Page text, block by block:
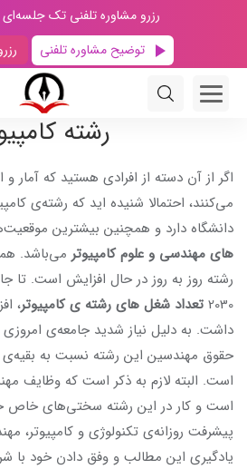
رزرو مشاوره تلفنی تک جلسه‌ای
توضیح مشاوره تلفنی
رشته
اگر از آن دسته از افرادی هستید که آمار و
می‌کنند، احتمالا شنیده اید که رشته‌ی
دانشگاه دارد و همچنین بیشترین
های مهندسی و علوم کامپیوتر می‌باشد.
رشته روز به روز در حال افزایش است. تا
2030 تعداد شغل های رشته ی کامپیوتر
داشت. به دلیل نیاز شدید جامعه‌ی امروزی
حقوق مهندسین این رشته نسبت به بقیه‌ی
است. البته لازم به ذکر است که وظایف
است و کار در این رشته سختی‌های خاص
پیشرفت روزانه‌ی تکنولوژی و کامپیوتر،
یادگیری این مطالب و وفق دادن خود با